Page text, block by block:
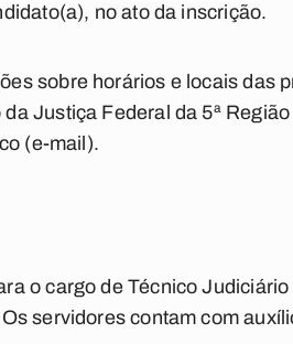
no ato da inscrição.
sobre horários e locais das
Justiça Federal da 5ª
(e-mail).
o cargo de Técnico
servidores contam com